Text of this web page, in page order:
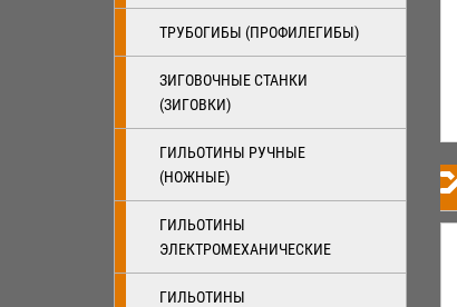
ТРУБОГИБЫ (ПРОФИЛЕГИБЫ)
ЗИГОВОЧНЫЕ СТАНКИ
(ЗИГОВКИ)
ГИЛЬОТИНЫ РУЧНЫЕ
(НОЖНЫЕ)
ГИЛЬОТИНЫ
ЭЛЕКТРОМЕХАНИЧЕСКИЕ
ГИЛЬОТИНЫ